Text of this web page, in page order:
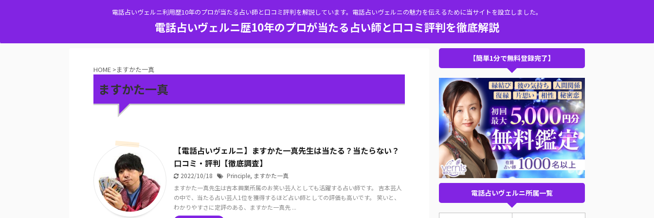
電話占いヴェルニ利用歴10年のプロが当たる占い師と口コミ評判を解説しています。電話占いヴェルニの魅力を伝えるために当サイトを設立しました。
電話占いヴェルニ歴10年のプロが当たる占い師と口コミ評判を徹底解説
HOME >ますかた一真
ますかた一真
【電話占いヴェルニ】ますかた一真先生は当たる？当たらない？
口コミ・評判【徹底調査】
2022/10/18 Principle, ますかた一真
ますかた一真先生は吉本興業所属のお笑い芸人としても活躍する占い師です。 吉本芸人
の中で、当たる占い芸人1位を獲得するほど占い師としての評価も高いです。 笑いと、
わかりやすさに定評のある、ますかた一真先 ...
【簡単1分で無料登録完了】
電話占いヴェルニ所属一覧